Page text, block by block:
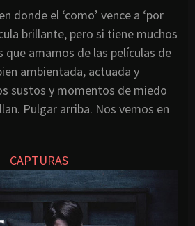
donde el ‘como’ vence a ‘por
brillante, pero si tiene muchos
amamos de las películas de
ambientada, actuada y
sustos y momentos de miedo
Pulgar arriba. Nos vemos en
CAPTURAS